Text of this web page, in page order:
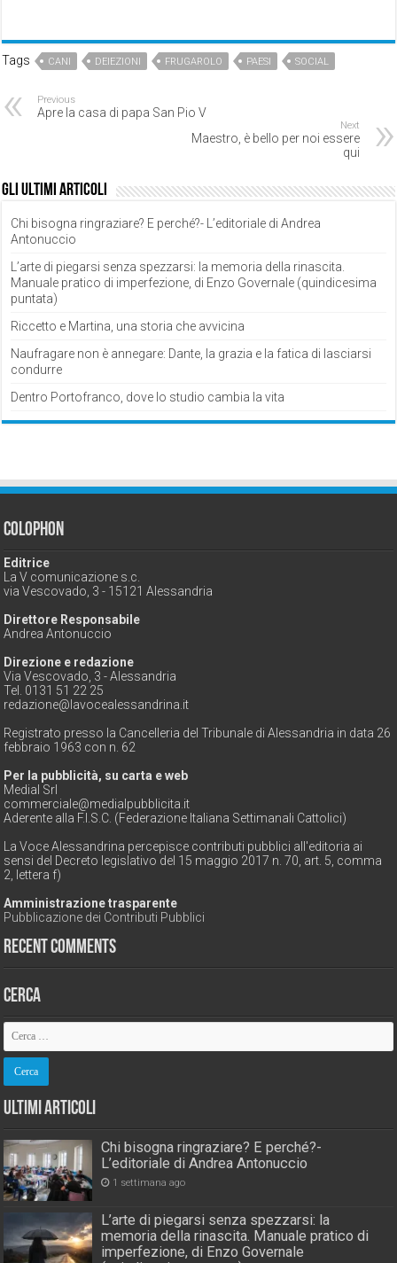
Tags CANI DEIEZIONI FRUGAROLO PAESI SOCIAL
Previous
Apre la casa di papa San Pio V
Next
Maestro, è bello per noi essere
qui
Gli ultimi articoli
Chi bisogna ringraziare? E perché?- L’editoriale di Andrea
Antonuccio
L’arte di piegarsi senza spezzarsi: la memoria della rinascita.
Manuale pratico di imperfezione, di Enzo Governale (quindicesima
puntata)
Riccetto e Martina, una storia che avvicina
Naufragare non è annegare: Dante, la grazia e la fatica di lasciarsi
condurre
Dentro Portofranco, dove lo studio cambia la vita
Colophon
Editrice
La V comunicazione s.c.
via Vescovado, 3 - 15121 Alessandria
Direttore Responsabile
Andrea Antonuccio
Direzione e redazione
Via Vescovado, 3 - Alessandria
Tel. 0131 51 22 25
redazione@lavocealessandrina.it
Registrato presso la Cancelleria del Tribunale di Alessandria in data 26
febbraio 1963 con n. 62
Per la pubblicità, su carta e web
Medial Srl
commerciale@medialpubblicita.it
Aderente alla F.I.S.C. (Federazione Italiana Settimanali Cattolici)
La Voce Alessandrina percepisce contributi pubblici all'editoria ai
sensi del Decreto legislativo del 15 maggio 2017 n. 70, art. 5, comma
2, lettera f)
Amministrazione trasparente
Pubblicazione dei Contributi Pubblici
Recent Comments
Cerca
Ultimi Articoli
Chi bisogna ringraziare? E perché?-
L’editoriale di Andrea Antonuccio
1 settimana ago
L’arte di piegarsi senza spezzarsi: la
memoria della rinascita. Manuale pratico di
imperfezione, di Enzo Governale